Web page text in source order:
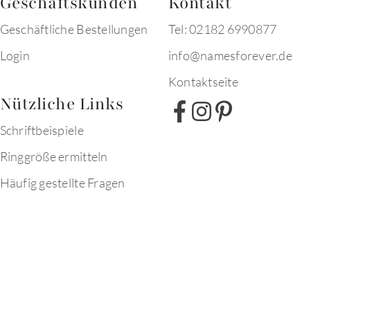
Geschäftliche Bestellungen
Login
Nützliche Links
Schriftbeispiele
Ringgröße ermitteln
Häufig gestellte Fragen
Tel: 02182 6990877
info@namesforever.de
Kontaktseite